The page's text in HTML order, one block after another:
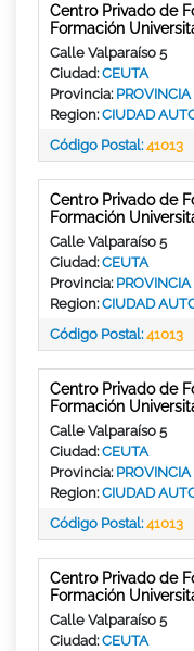
Centro Privado de
Formación
Calle Valparaíso 5
Ciudad:CEUTA
Provincia:
Region:CIUDAD
Código Postal:41013
Centro Privado de
Formación
Calle Valparaíso 5
Ciudad:CEUTA
Provincia:
Region:CIUDAD
Código Postal:41013
Centro Privado de
Formación
Calle Valparaíso 5
Ciudad:CEUTA
Provincia:
Region:CIUDAD
Código Postal:41013
Centro Privado de
Formación
Calle Valparaíso 5
Ciudad:CEUTA